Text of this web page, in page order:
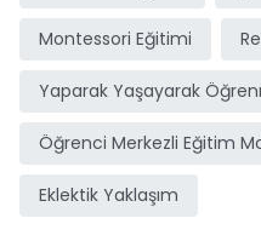
Montessori Eğitimi
Yaparak Yaşayarak
Öğrenci Merkezli Eğitim
Eklektik Yaklaşım